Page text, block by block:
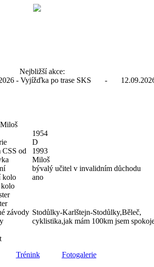
Nejbližší akce:
- Vyjížďka po trase SKS - 12.09.2026 -
1954
D
CSS od
1993
Miloš
bývalý učitel v invalidním důchodu
kolo
ano
kolo
závody Stodůlky-Karlštejn-Stodůlky,Běleč,
cyklistika,jak mám 100km jsem
Trénink Fotogalerie